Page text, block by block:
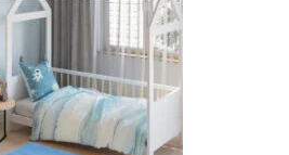
Marketing
Marketingcookies worden
interessant zijn voor de